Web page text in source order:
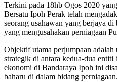
Terkini pada 18hb Ogos 2020
Bersatu Ipoh Perak telah
seorang usahawan yang berjaya
yang mengusahakan perniagaan
Objektif utama perjumpaan adalah
strategik di antara kedua-dua
ekonomi di Bandaraya Ipoh ini
baharu di dalam bidang perniagaan.